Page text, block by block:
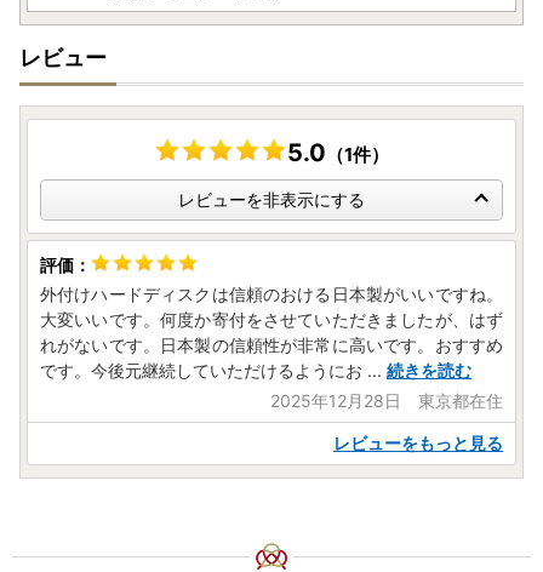
レビュー
5.0 （1件）
レビューを非表示にする
外付けハードディスクは信頼のおける日本製がいいですね。
大変いいです。何度か寄付をさせていただきましたが、はず
れがないです。日本製の信頼性が非常に高いです。おすすめ
です。今後元継続していただけるようにお ... 続きを読む
2025年12月28日 東京都在住
レビューをもっと見る